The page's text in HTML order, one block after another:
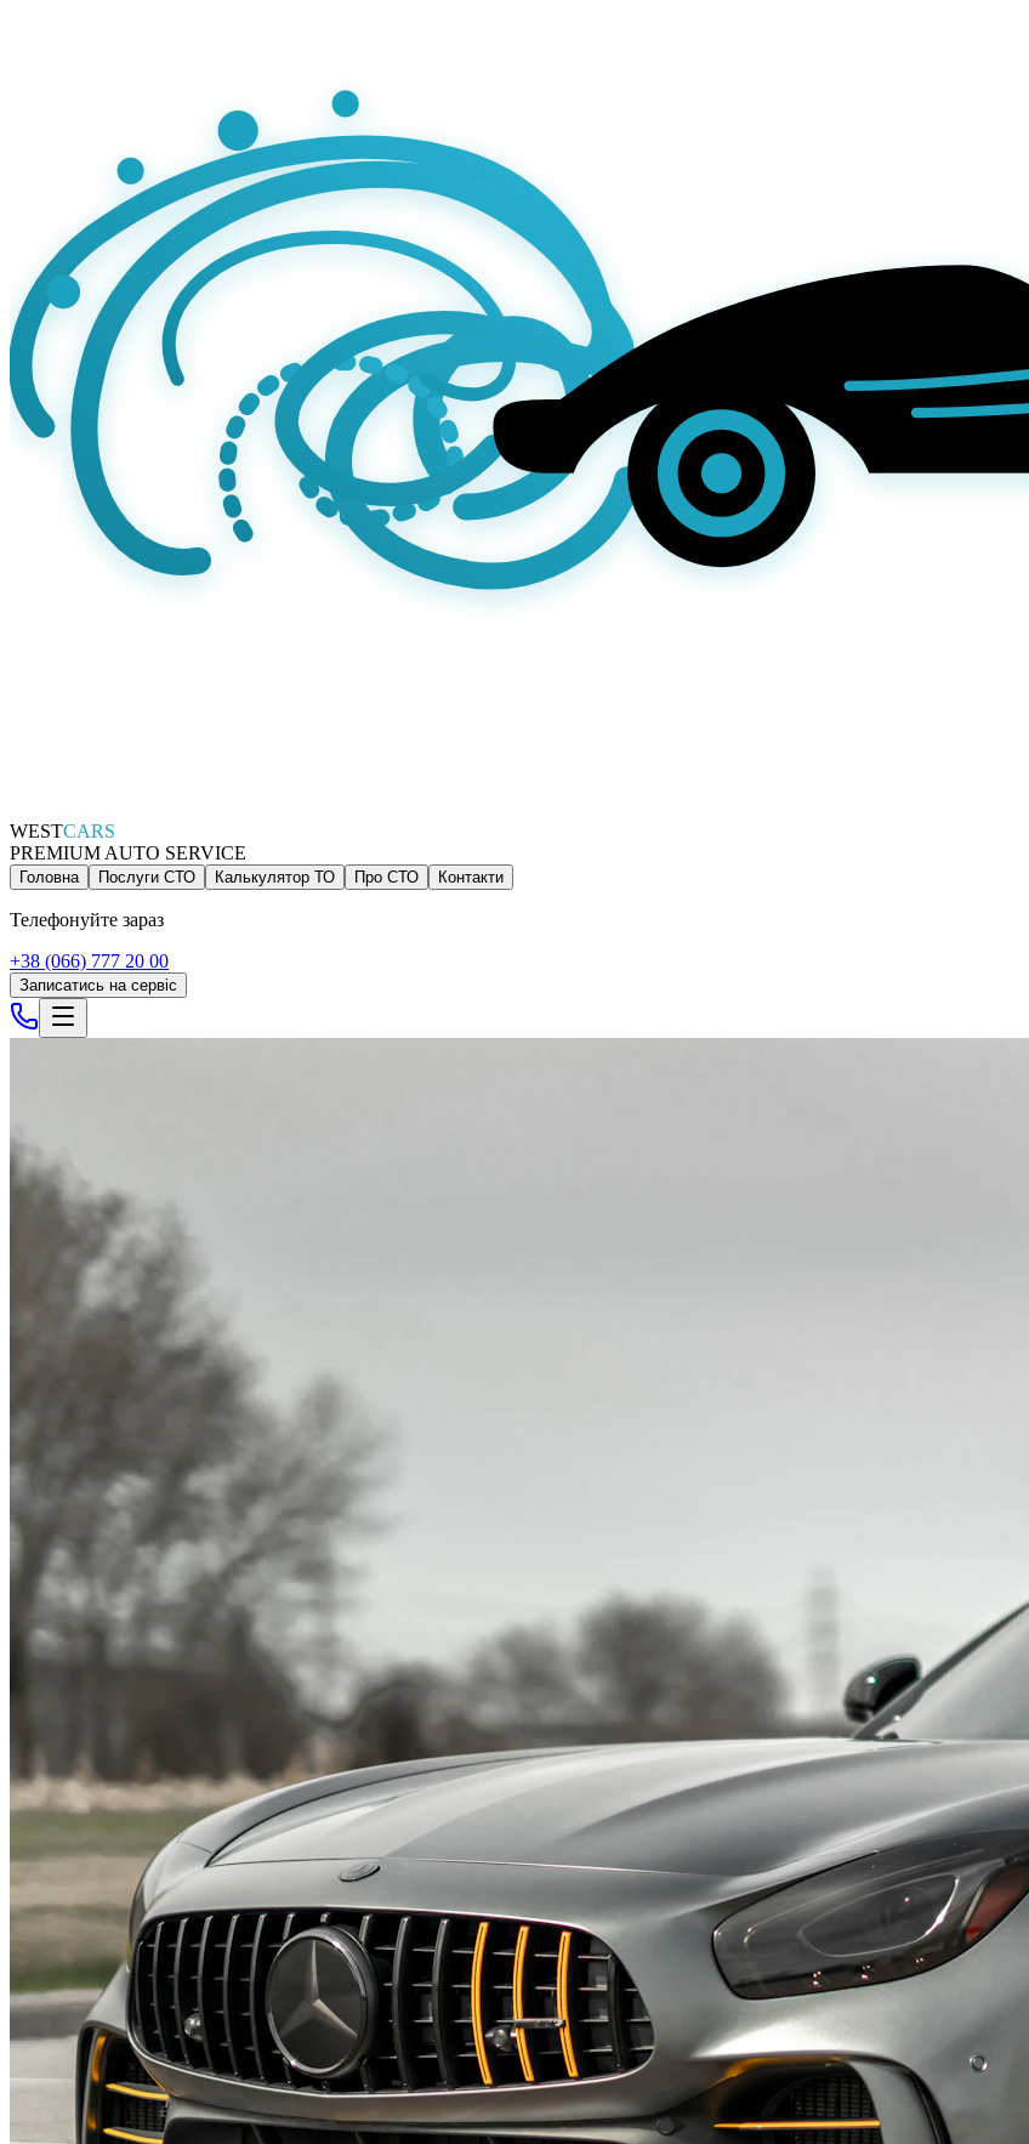
WESTCARS
PREMIUM AUTO SERVICE
Головна Послуги СТО Калькулятор ТО Про СТО Контакти
Телефонуйте зараз
+38 (066) 777 20 00
Записатись на сервіс